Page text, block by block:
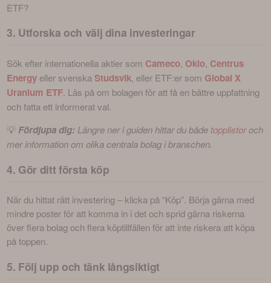
ETF?
3. Utforska och välj dina investeringar
Sök efter internationella aktier som Cameco, Oklo, Centrus
Energy eller svenska Studsvik, eller ETF:er som Global X
Uranium ETF. Läs på om bolagen för att få en bättre uppfattning
och fatta ett informerat val.
💡 Fördjupa dig: Längre ner i guiden hittar du både topplistor och
mer information om olika centrala bolag i branschen.
4. Gör ditt första köp
När du hittat rätt investering – klicka på “Köp”. Börja gärna med
mindre poster för att komma in i det och sprid gärna riskerna
över flera bolag och flera köptillfällen för att inte riskera att köpa
på toppen.
5. Följ upp och tänk långsiktigt